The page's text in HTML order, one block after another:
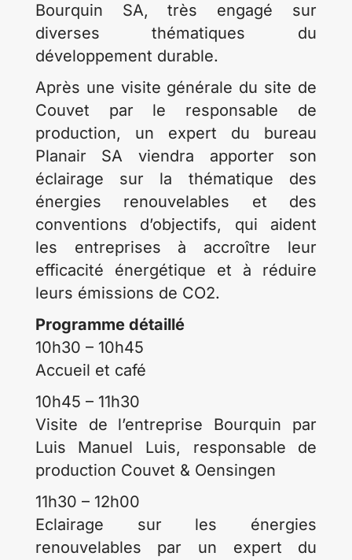
Bourquin SA, très engagé sur
diverses thématiques du
développement durable.
Après une visite générale du site de
Couvet par le responsable de
production, un expert du bureau
Planair SA viendra apporter son
éclairage sur la thématique des
énergies renouvelables et des
conventions d’objectifs, qui aident
les entreprises à accroître leur
efficacité énergétique et à réduire
leurs émissions de CO2.
Programme détaillé
10h30 – 10h45
Accueil et café
10h45 – 11h30
Visite de l’entreprise Bourquin par
Luis Manuel Luis, responsable de
production Couvet & Oensingen
11h30 – 12h00
Eclairage sur les énergies
renouvelables par un expert du